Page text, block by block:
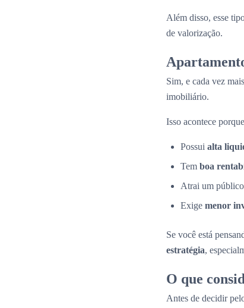
Além disso, esse
de valorização.
Sim, e cada vez
imobiliário.
Isso acontece
Possui alta
Tem boa
Atrai um
Exige menor
Se você está
estratégia,
O que
Antes de decidir